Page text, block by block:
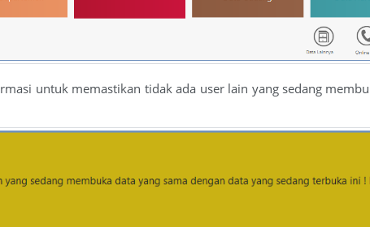
untuk memastikan tidak ada user lain yang sedang